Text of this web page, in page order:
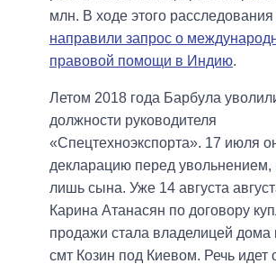
млн. В ходе этого расследования
направили запрос о
правовой помощи в Индию.
Летом 2018 года Барбула
должности руководителя
«Спецтехноэкспорта». 17 июля
декларацию перед увольнением,
лишь сына. Уже 14 августа
Карина Атанасян по договору
продажи стала владелицей дома
смт Козин под Киевом. Речь идет